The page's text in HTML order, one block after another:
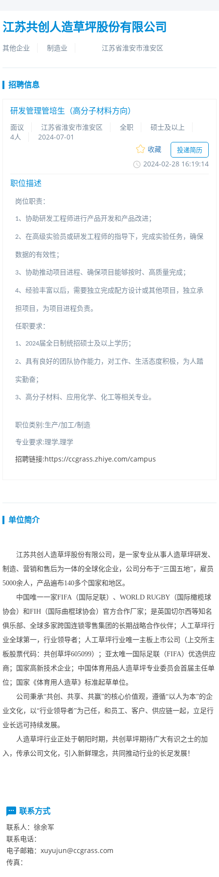
江苏共创人造草坪股份有限公司
其他企业 制造业 江苏省淮安市淮安区
招聘信息
研发管理管培生（高分子材料方向）
面议 江苏省淮安市淮安区 全职
硕士及以上
4人
2024-07-01
收藏
投递简历
2024-02-2816:19:14
职位描述
岗位职责：
1、协助研发工程师进行产品开发和产品改进；
2、在高级实验员或研发工程师的指导下，完成实验任务，确保
数据的有效性；
3、协助推动项目进程、确保项目能够按时、高质量完成；
4、经验丰富以后，需要独立完成配方设计或其他项目，独立承
担项目，为项目进程负责。
任职要求：
1、 2024届全日制统招硕士及以上学历；
2、具有良好的团队协作能力，对工作、生活态度积极，为人踏
实勤奋；
3、高分子材料、应用化学、化工等相关专业。
职位类别:生产/加工/制造
专业要求:理学,理学
招聘链接:https://ccgrass.zhiye.com/campus
单位简介
江苏共创人造草坪股份有限公司，是一家专业从事人造草坪研发、
制造、营销和售后为一体的全球化企业，公司分布于“三国五地”，雇员
5000余人，产品遍布140多个国家和地区。
中国唯一一家FIFA（国际足联）、WORLDRUGBY（国际橄榄球
协会）和FIH（国际曲棍球协会）官方合作厂家；是英国切尔西等知名
俱乐部、全球多家跨国连锁零售集团的长期战略合作伙伴；人工草坪行
业全球第一，行业领导者；人工草坪行业唯一主板上市公司（上交所主
板股票代码：共创草坪605099）；亚太唯一国际足联（FIFA）优选供应
商；国家高新技术企业；中国体育用品人造草坪专业委员会首届主任单
位；国家《体育用人造草》标准起草单位。
公司秉承“共创、共享、共赢”的核心价值观，遵循“以人为本”的企
业文化，以“行业领导者”为己任，和员工、客户、供应链一起，立足行
业长远可持续发展。
人造草坪行业正处于朝阳时期，共创草坪期待广大有识之士的加
入，传承公司文化，引入新鲜理念，共同推动行业的长足发展！
联系方式
联系人： 徐余军
联系电话：
电子邮箱： xuyujun@ccgrass.com
传真：